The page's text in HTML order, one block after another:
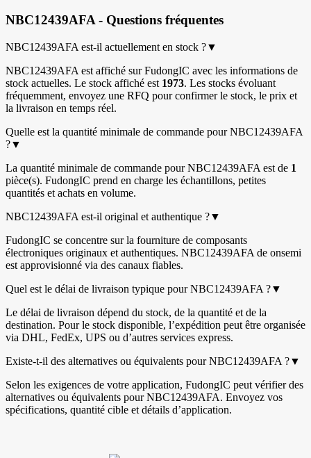
NBC12439AFA - Questions fréquentes
NBC12439AFA est-il actuellement en stock ?▼
NBC12439AFA est affiché sur FudongIC avec les informations de
stock actuelles. Le stock affiché est 1973. Les stocks évoluant
fréquemment, envoyez une RFQ pour confirmer le stock, le prix et
la livraison en temps réel.
Quelle est la quantité minimale de commande pour NBC12439AFA
?▼
La quantité minimale de commande pour NBC12439AFA est de 1
pièce(s). FudongIC prend en charge les échantillons, petites
quantités et achats en volume.
NBC12439AFA est-il original et authentique ?▼
FudongIC se concentre sur la fourniture de composants
électroniques originaux et authentiques. NBC12439AFA de onsemi
est approvisionné via des canaux fiables.
Quel est le délai de livraison typique pour NBC12439AFA ?▼
Le délai de livraison dépend du stock, de la quantité et de la
destination. Pour le stock disponible, l’expédition peut être organisée
via DHL, FedEx, UPS ou d’autres services express.
Existe-t-il des alternatives ou équivalents pour NBC12439AFA ?▼
Selon les exigences de votre application, FudongIC peut vérifier des
alternatives ou équivalents pour NBC12439AFA. Envoyez vos
spécifications, quantité cible et détails d’application.